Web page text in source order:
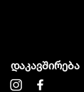
დაკავშირება